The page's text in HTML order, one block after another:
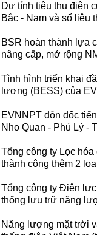
Dự tính tiêu thụ điện
Bắc - Nam và số liệu
BSR hoàn thành lựa
nâng cấp, mở rộng
Tình hình triển khai
lượng (BESS) của
EVNNPT đôn đốc
Nho Quan - Phủ Lý -
Tổng công ty Lọc
thành công thêm 2
Tổng công ty Điện
thống lưu trữ năng
Năng lượng mặt trời